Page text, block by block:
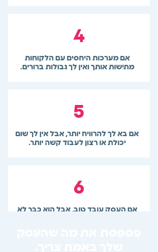
אם מערכות היחסים עם הלקוחות
מתישות אותך ואין לך גבולות ברורים.
4
אם בא לך להרוויח יותר, אבל אין לך שום
יכולת או רצון לעבוד קשה יותר.
5
אם העסק עובד טוב, אבל הוא כבר לא
6